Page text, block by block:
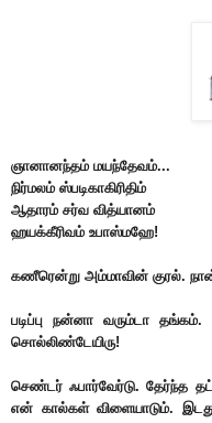
ஞானானந்தம் மயந்தேவம்...
நிர்மலம் ஸ்படிகாகிரிதிம்
ஆதாரம் சர்வ வித்யானம்
ஹயக்கீரிவம் உபாஸ்மஹே!
கணீரென்று அம்மாவின் குரல்.
படிப்பு நன்னா வரும்டா
சொல்லிண்டேயிரு!
செண்டர் ஃபார்வேர்டு. தேர்ந்த
என் கால்கள் விளையாடும்.